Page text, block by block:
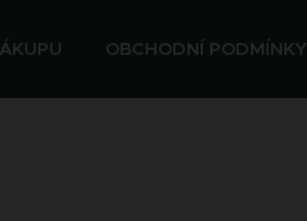
OBCHODNÍ PODMÍNKY